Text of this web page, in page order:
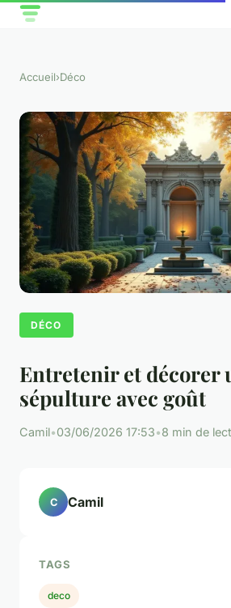
Accueil›Déco
DÉCO
Entretenir et décorer
sépulture avec goût
Camil•03/06/2026 17:53•8 min de
C Camil
TAGS
deco